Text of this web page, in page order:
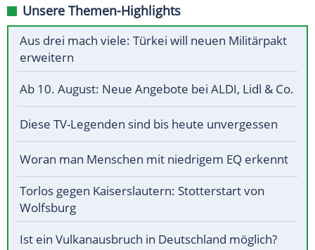
Unsere Themen-Highlights
Aus drei mach viele: Türkei will neuen Militärpakt
erweitern
Ab 10. August: Neue Angebote bei ALDI, Lidl & Co.
Diese TV-Legenden sind bis heute unvergessen
Woran man Menschen mit niedrigem EQ erkennt
Torlos gegen Kaiserslautern: Stotterstart von
Wolfsburg
Ist ein Vulkanausbruch in Deutschland möglich?